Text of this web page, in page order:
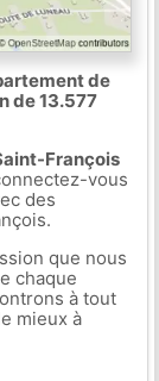
de
de 13.577
François
vous
des
que nous
chaque
à tout
mieux à